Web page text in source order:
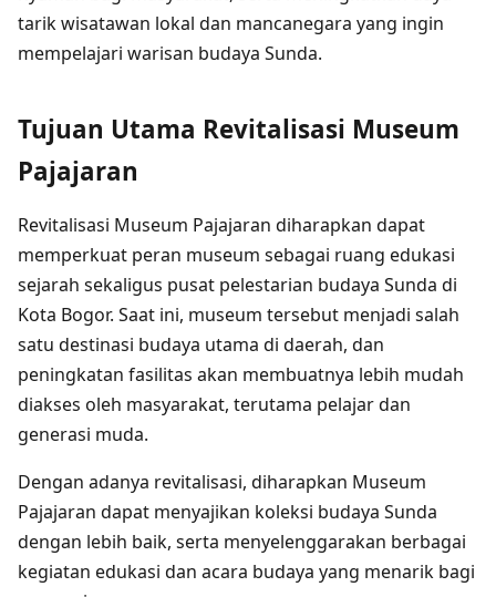
tarik wisatawan lokal dan mancanegara yang ingin
mempelajari warisan budaya Sunda.
Tujuan Utama Revitalisasi Museum
Pajajaran
Revitalisasi Museum Pajajaran diharapkan dapat
memperkuat peran museum sebagai ruang edukasi
sejarah sekaligus pusat pelestarian budaya Sunda di
Kota Bogor. Saat ini, museum tersebut menjadi salah
satu destinasi budaya utama di daerah, dan
peningkatan fasilitas akan membuatnya lebih mudah
diakses oleh masyarakat, terutama pelajar dan
generasi muda.
Dengan adanya revitalisasi, diharapkan Museum
Pajajaran dapat menyajikan koleksi budaya Sunda
dengan lebih baik, serta menyelenggarakan berbagai
kegiatan edukasi dan acara budaya yang menarik bagi